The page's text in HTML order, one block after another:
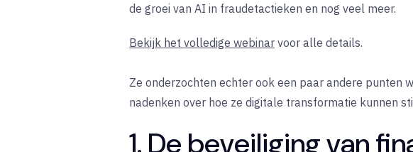
de groei van AI in fraudetactieken en nog veel meer.
Bekijk het volledige webinar voor alle details.
Ze onderzochten echter ook een paar andere punten
nadenken over hoe ze digitale transformatie kunnen
1. De beveiliging van